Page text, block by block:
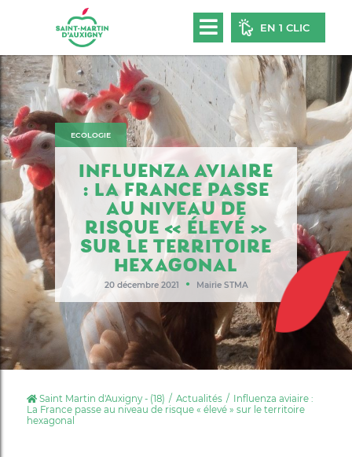
EN 1 CLIC
ECOLOGIE
INFLUENZA AVIAIRE
: LA FRANCE PASSE
AU NIVEAU DE
RISQUE « ÉLEVÉ »
SUR LE TERRITOIRE
HEXAGONAL
20 décembre 2021 ● Mairie STMA
Saint Martin d'Auxigny - (18) Actualités
Influenza aviaire :
La France passe au niveau de risque « élevé » sur le territoire
hexagonal